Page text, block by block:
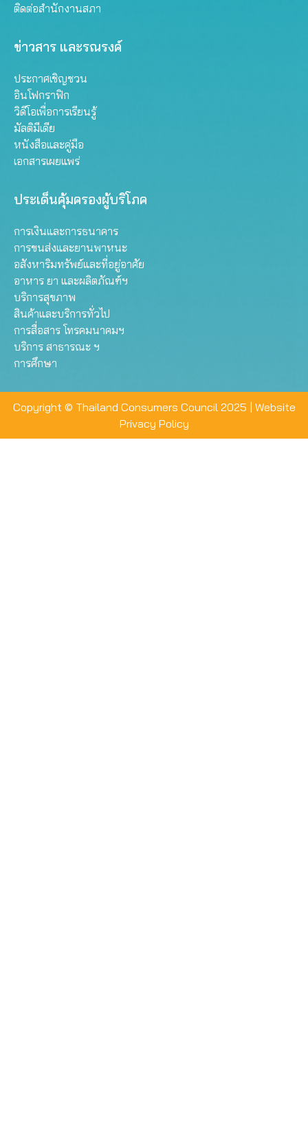
ติดต่อสำนักงานสภา
ข่าวสาร และรณรงค์
ประกาศเชิญชวน
อินโฟกราฟิก
วิดีโอเพื่อการเรียนรู้
มัลติมีเดีย
หนังสือและคู่มือ
เอกสารเผยแพร่
ประเด็นคุ้มครองผู้บริโภค
การเงินและการธนาคาร
การขนส่งและยานพาหนะ
อสังหาริมทรัพย์และที่อยู่อาศัย
อาหาร ยา และผลิตภัณฑ์ฯ
บริการสุขภาพ
สินค้าและบริการทั่วไป
การสื่อสาร โทรคมนาคมฯ
บริการ สาธารณะ ฯ
การศึกษา
Copyright © Thailand Consumers Council 2025 | Website
Privacy Policy